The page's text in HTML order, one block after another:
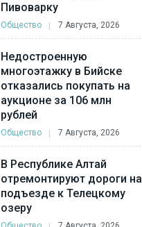
Пивоварку
Общество 7 Августа, 2026
Недостроенную
многоэтажку в Бийске
отказались покупать на
аукционе за 106 млн
рублей
Общество 7 Августа, 2026
В Республике Алтай
отремонтируют дороги на
подъезде к Телецкому
озеру